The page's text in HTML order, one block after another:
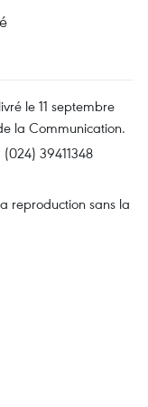
le 11 septembre
la Communication.
39411348
reproduction sans la